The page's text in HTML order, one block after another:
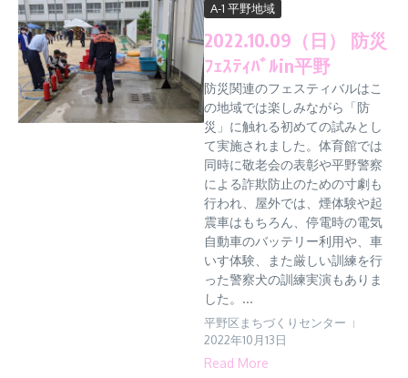
A-1 平野地域
2022.10.09（日） 防災
ﾌｪｽﾃｨﾊﾞﾙin平野
防災関連のフェスティバルはこ
の地域では楽しみながら「防
災」に触れる初めての試みとし
て実施されました。体育館では
同時に敬老会の表彰や平野警察
による詐欺防止のための寸劇も
行われ、屋外では、煙体験や起
震車はもちろん、停電時の電気
自動車のバッテリー利用や、車
いす体験、また厳しい訓練を行
った警察犬の訓練実演もありま
した。...
平野区まちづくりセンター
2022年10月13日
Read More